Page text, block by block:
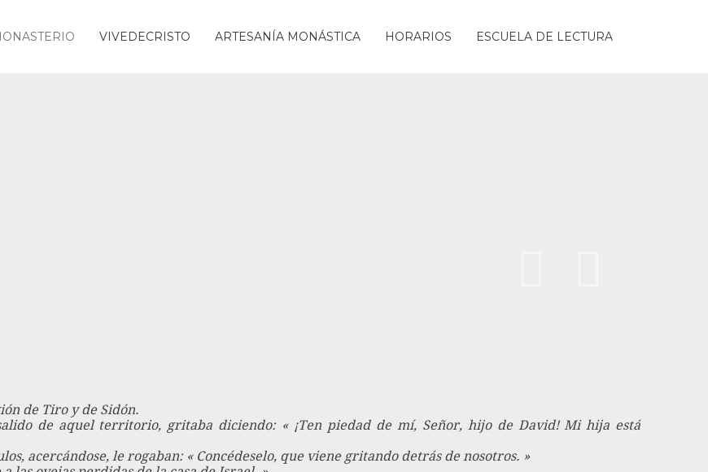
VIVEDECRISTO ARTESANÍA MONÁSTICA HORARIOS ESCUELA DE LECTURA
de Tiro y de Sidón.
de aquel territorio, gritaba diciendo: « ¡Ten piedad de mí, Señor, hijo de David! Mi hija está
acercándose, le rogaban: « Concédeselo, que viene gritando detrás de nosotros. »